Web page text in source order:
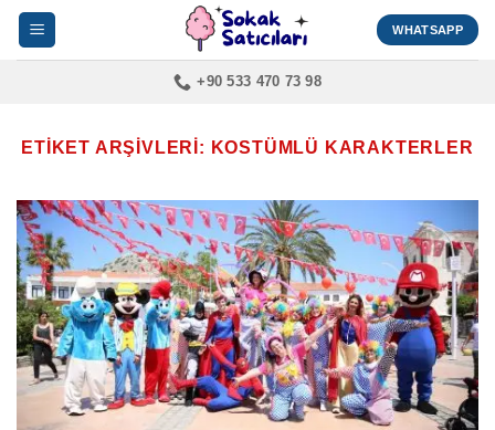
İçeriğe
atla
WHATSAPP
+90 533 470 73 98
ETIKET ARŞIVLERI: KOSTÜMLÜ KARAKTERLER